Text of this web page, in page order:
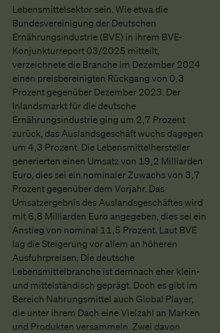
Lebensmittelsektor sein. Wie etwa die
Bundesvereinigung der Deutschen
Ernährungsindustrie (BVE) in ihrem BVE-
Konjunkturreport 03/2025 mitteilt,
verzeichnete die Branche im Dezember 2024
einen preisbereinigten Rückgang von 0,3
Prozent gegenüber Dezember 2023. Der
Inlandsmarkt für die deutsche
Ernährungsindustrie ging um 2,7 Prozent
zurück, das Auslandsgeschäft wuchs dagegen
um 4,3 Prozent. Die Lebensmittelhersteller
generierten einen Umsatz von 19,2 Milliarden
Euro, dies sei ein nominaler Zuwachs von 3,7
Prozent gegenüber dem Vorjahr. Das
Umsatzergebnis des Auslandsgeschäftes wird
mit 6,8 Milliarden Euro angegeben, dies sei ein
Anstieg von nominal 11,5 Prozent. Laut BVE
lag die Steigerung vor allem an höheren
Ausfuhrpreisen. Die deutsche
Lebensmittelbranche ist demnach eher klein-
und mittelständisch geprägt. Doch es gibt im
Bereich Nahrungsmittel auch Global Player,
die unter ihrem Dach eine Vielzahl an Marken
und Produkten versammeln. Zwei davon